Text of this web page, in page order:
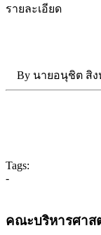
รายละเอียด
By นายอนุชิต สิง
Tags:
-
คณะบริหารศาส